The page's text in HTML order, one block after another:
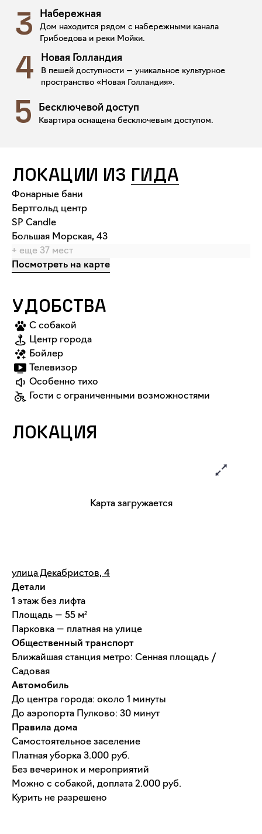
3 Набережная
Дом находится рядом с набережными канала
Грибоедова и реки Мойки.
4 Новая Голландия
В пешей доступности — уникальное культурное
пространство «Новая Голландия».
5 Бесключевой доступ
Квартира оснащена бесключевым доступом.
ЛОКАЦИИ ИЗ ГИДА
Фонарные бани
Бертгольд центр
SP Candle
Большая Морская, 43
+ еще 37 мест
Посмотреть на карте
УДОБСТВА
С собакой
Центр города
Бойлер
Телевизор
Особенно тихо
Гости с ограниченными возможностями
ЛОКАЦИЯ
Карта загружается
улица Декабристов, 4
Детали
1 этаж без лифта
Площадь — 55 м²
Парковка — платная на улице
Общественный транспорт
Ближайшая станция метро: Сенная площадь /
Садовая
Автомобиль
До центра города: около 1 минуты
До аэропорта Пулково: 30 минут
Правила дома
Самостоятельное заселение
Платная уборка 3.000 руб.
Без вечеринок и мероприятий
Можно с собакой, доплата 2.000 руб.
Курить не разрешено